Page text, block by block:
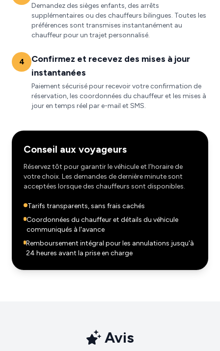
Demandez des sièges enfants, des arrêts
supplémentaires ou des chauffeurs bilingues. Toutes les
préférences sont transmises instantanément au
chauffeur pour un trajet personnalisé.
4
Confirmez et recevez des mises à jour
instantanées
Paiement sécurisé pour recevoir votre confirmation de
réservation, les coordonnées du chauffeur et les mises à
jour en temps réel par e-mail et SMS.
Conseil aux voyageurs
Réservez tôt pour garantir le véhicule et l’horaire de
votre choix. Les demandes de dernière minute sont
acceptées lorsque des chauffeurs sont disponibles.
Tarifs transparents, sans frais cachés
Coordonnées du chauffeur et détails du véhicule
communiqués à l'avance
Remboursement intégral pour les annulations jusqu'à
24 heures avant la prise en charge
Avis